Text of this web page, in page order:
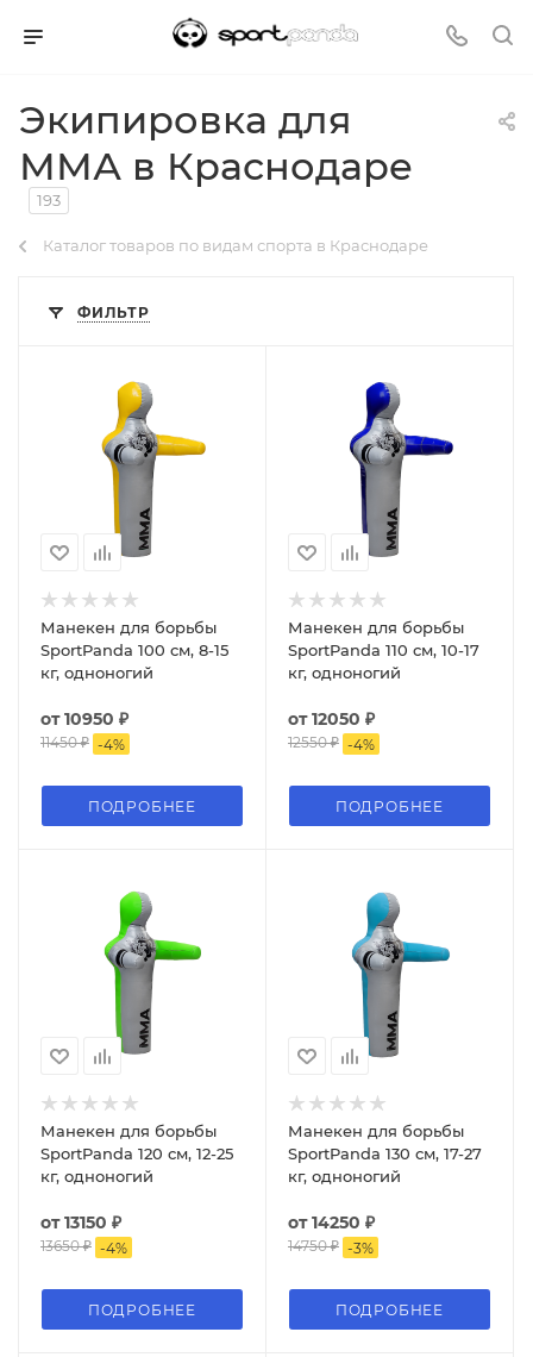
Экипировка для
ММА в Краснодаре
193
Каталог товаров по видам спорта в Краснодаре
ФИЛЬТР
Манекен для борьбы
SportPanda 100 см, 8-15
кг, одноногий
от10950 ₽
11450 ₽ -4%
ПОДРОБНЕЕ
Манекен для борьбы
SportPanda 110 см, 10-17
кг, одноногий
от12050 ₽
12550 ₽ -4%
ПОДРОБНЕЕ
Манекен для борьбы
SportPanda 120 см, 12-25
кг, одноногий
от13150 ₽
13650 ₽ -4%
ПОДРОБНЕЕ
Манекен для борьбы
SportPanda 130 см, 17-27
кг, одноногий
от14250 ₽
14750 ₽ -3%
ПОДРОБНЕЕ